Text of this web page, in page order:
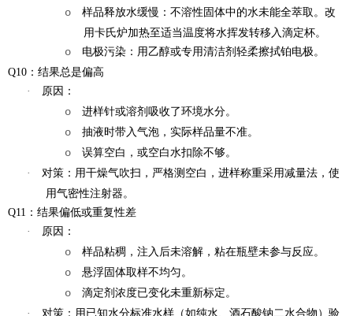
o 样品释放水缓慢 ：不溶性固体中的水未能全萃取。改
用卡氏炉加热至适当温度将水挥发转移入滴定杯。
o 电极污染 ：用乙醇或专用清洁剂轻柔擦拭铂电极。
Q10：结果总是偏高
·
原因 ：
o 进样针或溶剂吸收了环境水分。
o 抽液时带入气泡，实际样品量不准。
o
误算空白，或空白水扣除不够。
·
对策 ：用干燥气吹扫，严格测空白，进样称重采用减量法，使
用气密性注射器。
Q11：结果偏低或重复性差
·
原因 ：
o 样品粘稠，注入后未溶解，粘在瓶壁未参与反应。
o 悬浮固体取样不均匀。
o
滴定剂浓度已变化未重新标定。
·
对策 ：用已知水分标准水样（如纯水、酒石酸钠二水合物）验